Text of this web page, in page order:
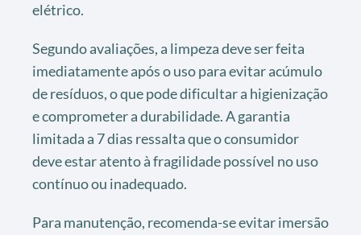
elétrico.
Segundo avaliações, a limpeza deve ser feita
imediatamente após o uso para evitar acúmulo
de resíduos, o que pode dificultar a higienização
e comprometer a durabilidade. A garantia
limitada a 7 dias ressalta que o consumidor
deve estar atento à fragilidade possível no uso
contínuo ou inadequado.
Para manutenção, recomenda-se evitar imersão